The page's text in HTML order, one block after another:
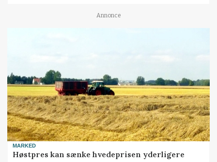
Annonce
MARKED
Høstpres kan sænke hvedeprisen yderligere